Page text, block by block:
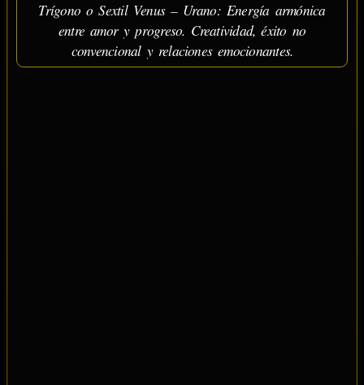
Trígono o Sextil Venus – Urano: Energía armónica
entre amor y progreso. Creatividad, éxito no
convencional y relaciones emocionantes.